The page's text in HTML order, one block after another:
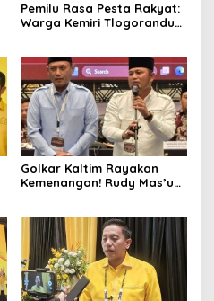
Pemilu Rasa Pesta Rakyat:
Warga Kemiri Tlogorandu
Prize Menarik!
Golkar Kaltim Rayakan
Kemenangan! Rudy Mas’ud-